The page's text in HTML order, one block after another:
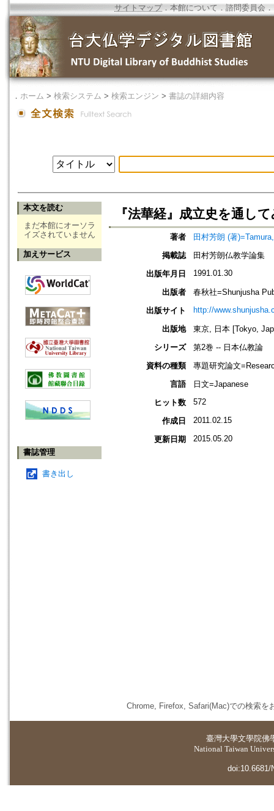
サイトマップ．本館について ． 諮問委員会 ．
． ホーム > 検索システム > 検索エンジン > 書誌の詳細内容
本文を読む
まだ本館にオーソラ
イズされていません
加えサービス
書誌管理
書き出し
『法華経』成立史を通し
著者
田村芳朗 (著
掲載誌
田村芳朗仏教学論集
出版年月日
1991.01.30
出版者
春秋社=Shunjusha
出版サイト
http://
出版地
東京, 日本 [Tokyo,
シリーズ
第2巻 -- 日本仏教論
資料の種類
專題研究論文
言語
日文=Japanese
ヒット数
572
作成日 2011.02.15
更新日期 2015.05.20
Chrome, Firefox, Safari(Mac)での検索を
臺灣大學文學院佛
National Taiwan
doi:10.6681/